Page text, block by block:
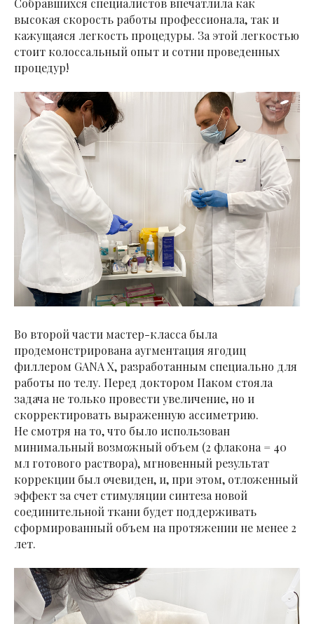
Собравшихся специалистов впечатлила как
высокая скорость работы профессионала, так и
кажущаяся легкость процедуры. За этой легкостью
стоит колоссальный опыт и сотни проведенных
процедур!
Во второй части мастер-класса была
продемонстрирована аугментация ягодиц
филлером GANA X, разработанным специально для
работы по телу. Перед доктором Паком стояла
задача не только провести увеличение, но и
скорректировать выраженную ассиметрию.
Не смотря на то, что было использован
минимальный возможный объем (2 флакона = 40
мл готового раствора), мгновенный результат
коррекции был очевиден, и, при этом, отложенный
эффект за счет стимуляции синтеза новой
соединительной ткани будет поддерживать
сформированный объем на протяжении не менее 2
лет.